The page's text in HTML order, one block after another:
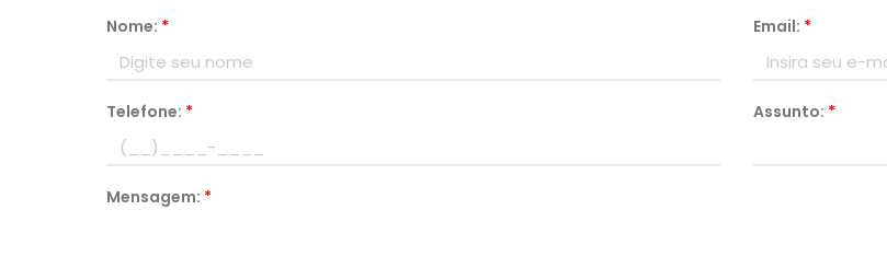
Nome: * Email: *
Telefone: * Assunto: *
Mensagem: *